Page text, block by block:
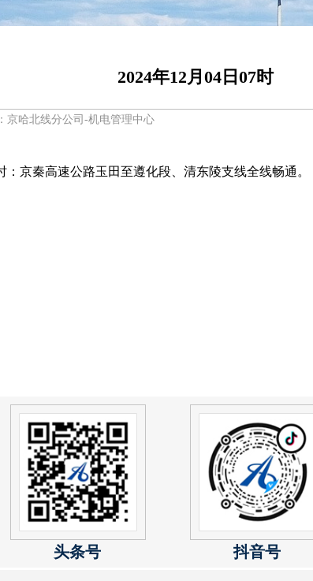
2024年12月04日07时
哈北线分公司-机电管理中心
：京秦高速公路玉田至遵化段、清东陵支线全线畅通。
头条号 抖音号